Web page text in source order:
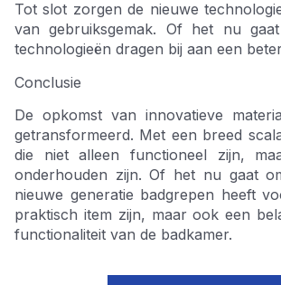
Tot slot zorgen de nieuwe
van gebruiksgemak. Of het nu
technologieën dragen bij aan een
Conclusie
De opkomst van innovatieve
getransformeerd. Met een breed
die niet alleen functioneel zijn,
onderhouden zijn. Of het nu gaat
nieuwe generatie badgrepen heeft
praktisch item zijn, maar ook een
functionaliteit van de badkamer.